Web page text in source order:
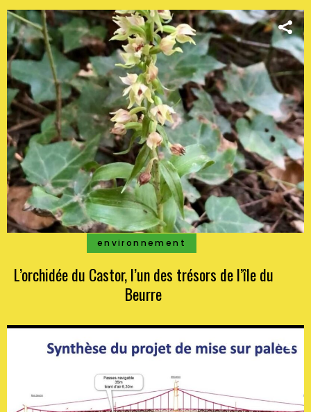
environnement
L’orchidée du Castor, l’un des trésors de l’île du
Beurre